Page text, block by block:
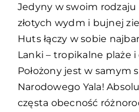
Jedyny w swoim rodzaju
złotych wydm i bujnej
Huts łączy w sobie
Lanki – tropikalne plaże
Położony jest w samym
Narodowego Yala!
częsta obecność